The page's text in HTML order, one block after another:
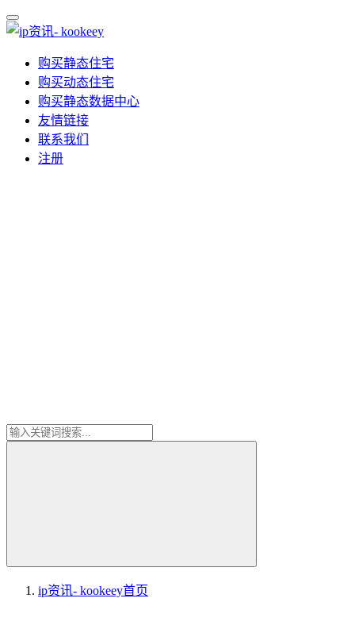
购买静态住宅
购买动态住宅
购买静态数据中心
友情链接
联系我们
注册
ip资讯- kookeey首页